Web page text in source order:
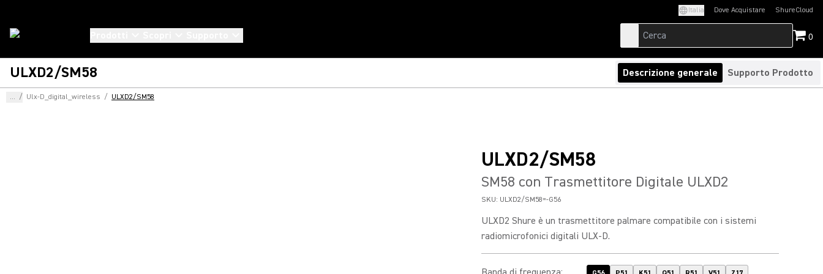
Italia Dove Acquistare ShureCloud
(Opens in a new
0
ULXD2/SM58 Descrizione generale Supporto Prodotto
... / Ulx-D_digital_wireless / ULXD2/SM58
ULXD2/SM58
SM58 con Trasmettitore Digitale ULXD2
SKU: ULXD2/SM58=-G56
ULXD2 Shure è un trasmettitore palmare compatibile con i sistemi
radiomicrofonici digitali ULX-D.